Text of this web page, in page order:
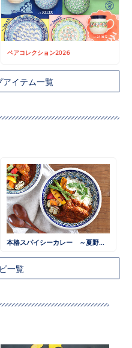
ペアコレクション2026
アイテム一覧
本格スパイシーカレー ～夏野菜と一緒に～
一覧